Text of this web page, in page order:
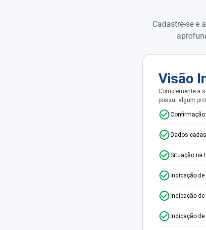
Cadastre-se e
Visão
Complemente a
possui algum
Confirmação
Dados
Situação na
Indicação
Indicação
Indicação